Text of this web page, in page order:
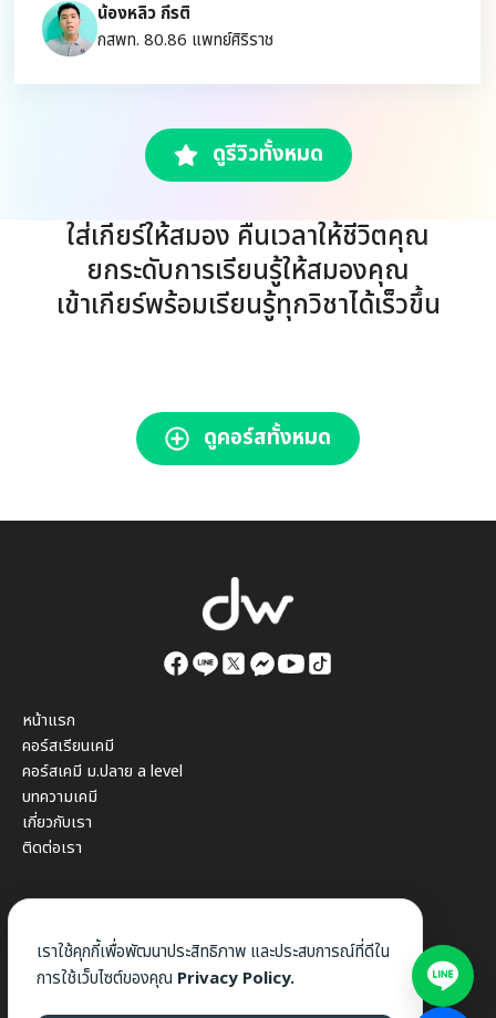
น้องหลิว กีรติ
กสพท. 80.86 แพทย์ศิริราช
ดูรีวิวทั้งหมด
ใส่เกียร์ให้สมอง คืนเวลาให้ชีวิตคุณ
ยกระดับการเรียนรู้ให้สมองคุณ
เข้าเกียร์พร้อมเรียนรู้ทุกวิชาได้เร็วขึ้น
ดูคอร์สทั้งหมด
หน้าแรก
คอร์สเรียนเคมี
คอร์สเคมี ม.ปลาย a level
บทความเคมี
เกี่ยวกับเรา
ติดต่อเรา
เราใช้คุกกี้เพื่อพัฒนาประสิทธิภาพ และประสบการณ์ที่ดีใน
การใช้เว็บไซต์ของคุณ Privacy Policy.